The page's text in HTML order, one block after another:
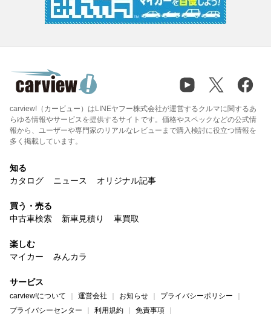
carview!（カービュー）はLINEヤフー株式会社が運営するクルマに関するあ
らゆる情報やサービスを提供するサイトです。価格やスペックなどの公式情
報から、ユーザーや専門家のリアルなレビューまで購入検討に役立つ情報を
多く掲載しています。
知る
カタログ
ニュース オリジナル記事
買う・売る
中古車検索
新車見積り 車買取
楽しむ
マイカー
みんカラ
サービス
carview!について 運営会社 お知らせ
プライバシーポリシー
プライバシーセンター
利用規約 免責事項